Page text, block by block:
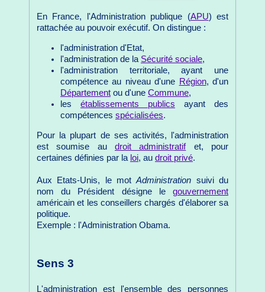
En France, l'Administration publique (APU) est
rattachée au pouvoir exécutif. On distingue :
l'administration d'Etat,
l'administration de la Sécurité sociale,
l'administration territoriale, ayant une
compétence au niveau d'une Région, d'un
Département ou d'une Commune,
les établissements publics ayant des
compétences spécialisées.
Pour la plupart de ses activités, l'administration
est soumise au droit administratifet, pour
certaines définies par la loi, au droit privé.
Aux Etats-Unis, le motAdministration suivi du
nom du Président désigne le gouvernement
américain et les conseillers chargés d'élaborer sa
politique.
Exemple : l'Administration Obama.
Sens 3
L'administration est l'ensemble des personnes